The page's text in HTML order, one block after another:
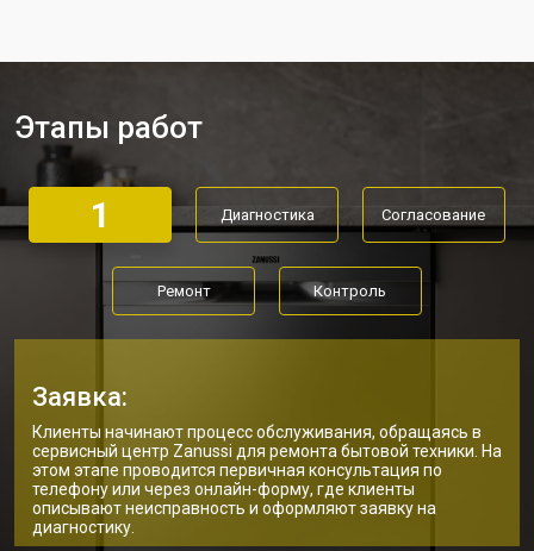
Ремонт или замена системы защиты
от протечек
Ремонт или замена пружины дверцы от 1200 ₽ Заказать
Замена платы сенсорного
управления
от 1100 ₽ Заказать
Замена водоприёмника от 2450 ₽ Заказать
температуры
от 1590 ₽ Заказать
Замена замка посудомоечной
машины Zanussi
от 1600 ₽ Заказать
Ремонт электропроводки
Этапы работ
1 Диагностика Согласование
Ремонт Контроль
Заявка:
Клиенты начинают процесс обслуживания, обращаясь в
сервисный центр Zanussi для ремонта бытовой техники. На
этом этапе проводится первичная консультация по
телефону или через онлайн-форму, где клиенты
описывают неисправность и оформляют заявку на
диагностику.